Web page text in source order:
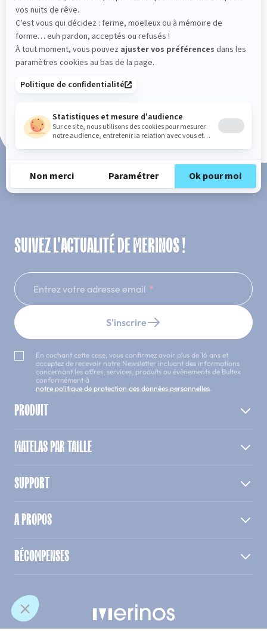
Fabrication Française
101 nuits d'essai*
SUIVEZ L'ACTUALITÉ DE MERINOS !
Entrez votre adresse email
S'inscrire
En cochant cette case, vous confirmez avoir plus de 16 ans et
acceptez de recevoir notre Newsletter incluant des informations
concernant les offres, services, produits ou évènements de Bultex
conformément à
notre politique de protection des données personnelles.
PRODUIT
MATELAS PAR TAILLE
SUPPORT
A PROPOS
RÉCOMPENSES